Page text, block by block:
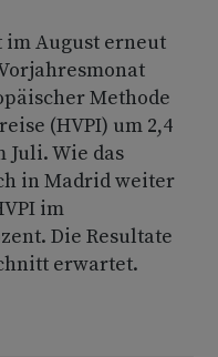
im August erneut
Methode
(HVPI) um 2,4
Juli. Wie das
in Madrid weiter
im
Die Resultate
erwartet.